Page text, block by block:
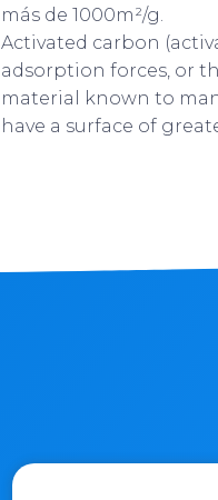
más de 1000m²/g.
Activated carbon
adsorption forces, or
material known to
have a surface of